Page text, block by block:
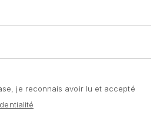
je reconnais avoir lu et accepté